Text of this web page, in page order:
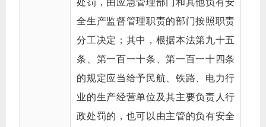
处罚，由应急管理部门和其他负有安
全生产监督管理职责的部门按照职责
分工决定；其中，根据本法第九十五
条、第一百一十条、第一百一十四条
的规定应当给予民航、铁路、电力行
业的生产经营单位及其主要负责人行
政处罚的，也可以由主管的负有安全